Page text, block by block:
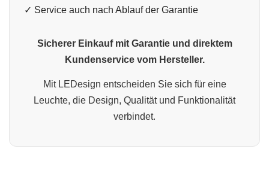
✓ Service auch nach Ablauf der Garantie
Sicherer Einkauf mit Garantie und direktem
Kundenservice vom Hersteller.
Mit LEDesign entscheiden Sie sich für eine
Leuchte, die Design, Qualität und Funktionalität
verbindet.